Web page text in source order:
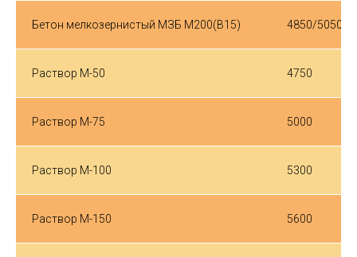
Бетон мелкозернистый МЗБ М200(В15) 4850/5050
Раствор М-50 4750
Раствор М-75 5000
Раствор М-100 5300
Раствор М-150 5600